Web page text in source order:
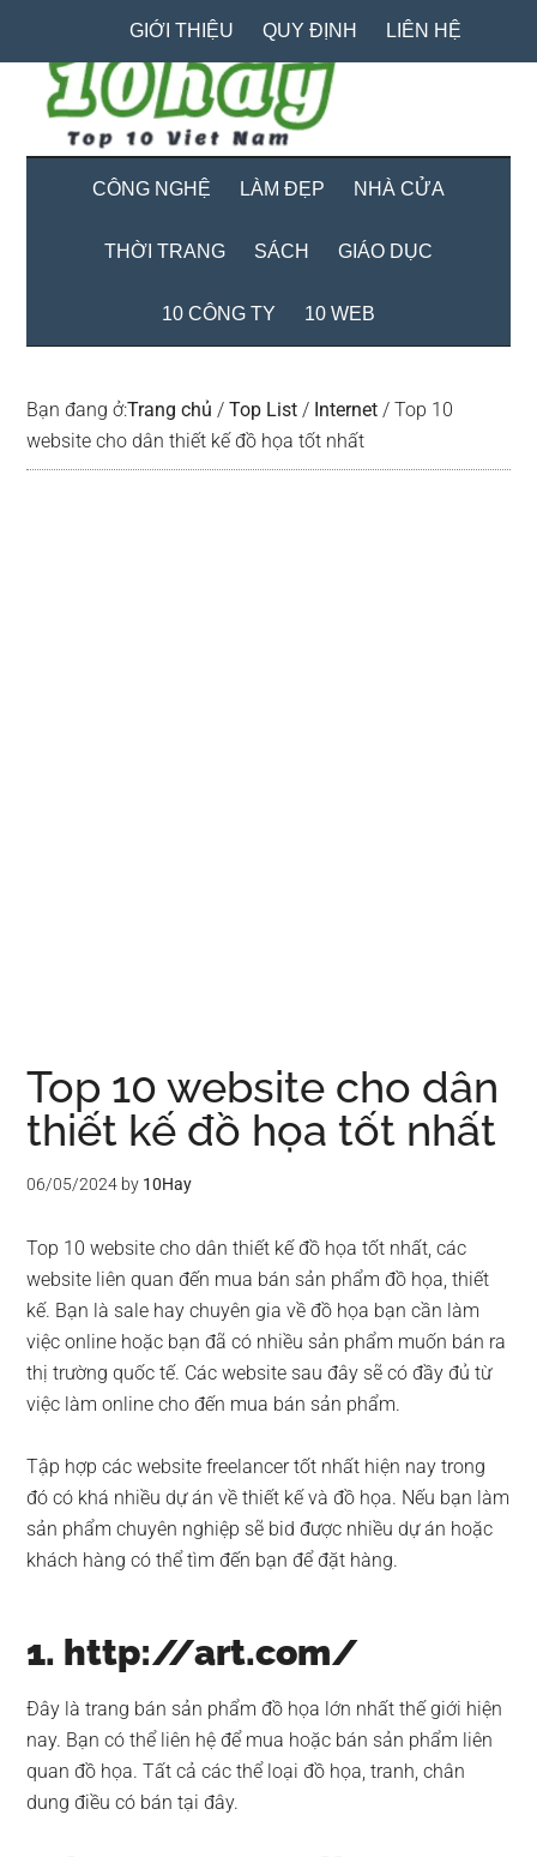
content
secondary
menu
primary
sidebar
GIỚI THIỆU QUY ĐỊNH LIÊN HỆ
CÔNG NGHỆ LÀM ĐẸP NHÀ CỬA
THỜI TRANG SÁCH GIÁO DỤC
10 CÔNG TY 10 WEB
Bạn đang ở:Trang chủ / Top List / Internet / Top 10
website cho dân thiết kế đồ họa tốt nhất
Top 10 website cho dân
thiết kế đồ họa tốt nhất
06/05/2024 by 10Hay
Top 10 website cho dân thiết kế đồ họa tốt nhất, các
website liên quan đến mua bán sản phẩm đồ họa, thiết
kế. Bạn là sale hay chuyên gia về đồ họa bạn cần làm
việc online hoặc bạn đã có nhiều sản phẩm muốn bán ra
thị trường quốc tế. Các website sau đây sẽ có đầy đủ từ
việc làm online cho đến mua bán sản phẩm.
Tập hợp các website freelancer tốt nhất hiện nay trong
đó có khá nhiều dự án về thiết kế và đồ họa. Nếu bạn làm
sản phẩm chuyên nghiệp sẽ bid được nhiều dự án hoặc
khách hàng có thể tìm đến bạn để đặt hàng.
1. http://art.com/
Đây là trang bán sản phẩm đồ họa lớn nhất thế giới hiện
nay. Bạn có thể liên hệ để mua hoặc bán sản phẩm liên
quan đồ họa. Tất cả các thể loại đồ họa, tranh, chân
dung điều có bán tại đây.